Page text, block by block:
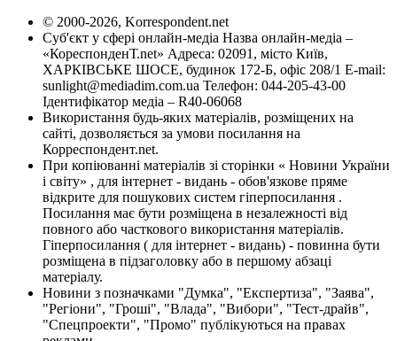
© 2000-2026, Korrespondent.net
Суб'єкт у сфері онлайн-медіа Назва онлайн-медіа –
«КореспонденТ.net» Адреса: 02091, місто Київ,
ХАРКІВСЬКЕ ШОСЕ, будинок 172-Б, офіс 208/1 E-mail:
sunlight@mediadim.com.ua Телефон: 044-205-43-00
Ідентифікатор медіа – R40-06068
Використання будь-яких матеріалів, розміщених на
сайті, дозволяється за умови посилання на
Корреспондент.net.
При копіюванні матеріалів зі сторінки « Новини України
і світу» , для інтернет - видань - обов'язкове пряме
відкрите для пошукових систем гіперпосилання .
Посилання має бути розміщена в незалежності від
повного або часткового використання матеріалів.
Гіперпосилання ( для інтернет - видань) - повинна бути
розміщена в підзаголовку або в першому абзаці
матеріалу.
Новини з позначками "Думка", "Експертиза", "Заява",
"Регіони", "Гроші", "Влада", "Вибори", "Тест-драйв",
"Спецпроекти", "Промо" публікуються на правах